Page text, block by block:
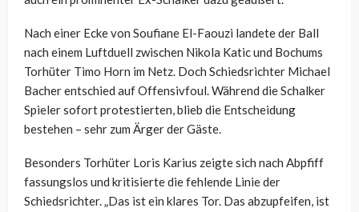
Nach einer Ecke von Soufiane El-Faouzi landete der Ball
nach einem Luftduell zwischen Nikola Katic und Bochums
Torhüter Timo Horn im Netz. Doch Schiedsrichter Michael
Bacher entschied auf Offensivfoul. Während die Schalker
Spieler sofort protestierten, blieb die Entscheidung
bestehen – sehr zum Ärger der Gäste.
Besonders Torhüter Loris Karius zeigte sich nach Abpfiff
fassungslos und kritisierte die fehlende Linie der
Schiedsrichter. „Das ist ein klares Tor. Das abzupfeifen, ist